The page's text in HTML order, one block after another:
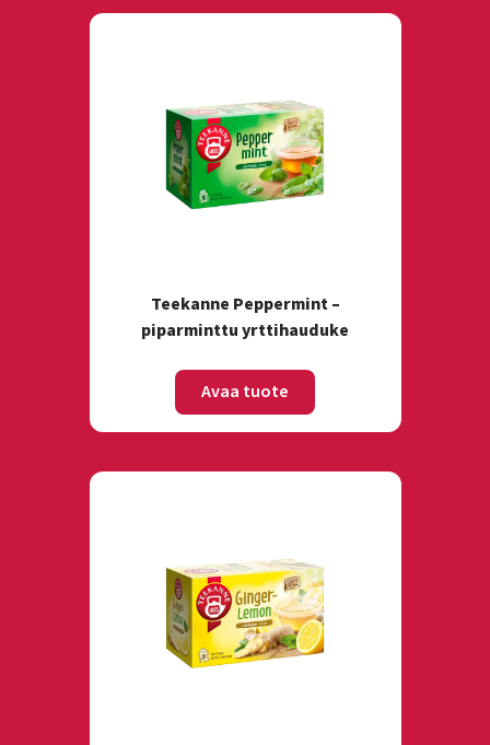
Teekanne Peppermint –
piparminttu yrttihauduke
Avaa tuote